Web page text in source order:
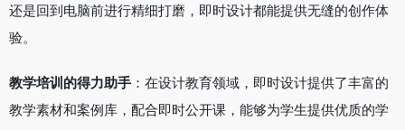
还是回到电脑前进行精细打磨，即时设计都能提供无缝的创作体
验。
教学培训的得力助手 ：在设计教育领域，即时设计提供了丰富的
教学素材和案例库，配合即时公开课，能够为学生提供优质的学